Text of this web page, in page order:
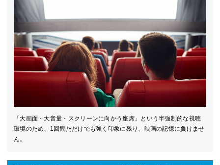
「大画面・大音量・スクリーンに向かう座席」という半強制的な視聴
環境のため、1回観ただけでも強く印象に残り、映画の記憶に負けませ
ん。